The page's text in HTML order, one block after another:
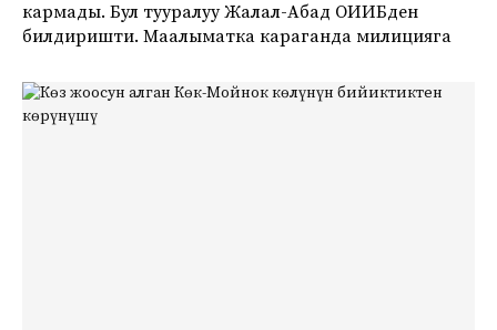
кармады. Бул тууралуу Жалал-Абад ОИИБден
билдиришти. Маалыматка караганда милицияга